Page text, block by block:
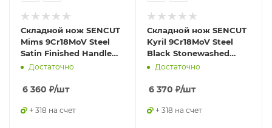
Складной нож SENCUT
Mims 9Cr18MoV Steel
Satin Finished Handle
G10 Black
Достаточно
6 360 ₽/шт
+ 318 на счет
Складной нож SENCUT
Kyril 9Cr18MoV Steel
Black Stonewashed
Handle G10 Black
Достаточно
6 370 ₽/шт
+ 318 на счет